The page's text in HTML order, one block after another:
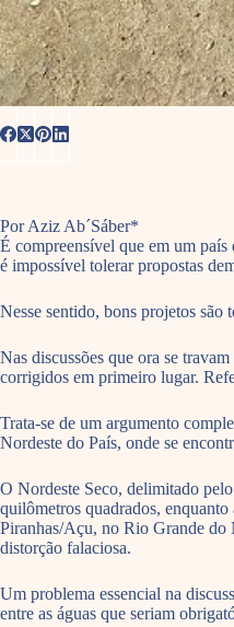
Por Aziz Ab´Sáber*
É compreensível que em um
é impossível tolerar propostas
Nesse sentido, bons projetos são
Nas discussões que ora se
corrigidos em primeiro lugar.
Trata-se de um argumento
Nordeste do País, onde se
O Nordeste Seco, delimitado
quilômetros quadrados, enquanto
Piranhas/Açu, no Rio Grande do
distorção falaciosa.
Um problema essencial na
entre as águas que seriam